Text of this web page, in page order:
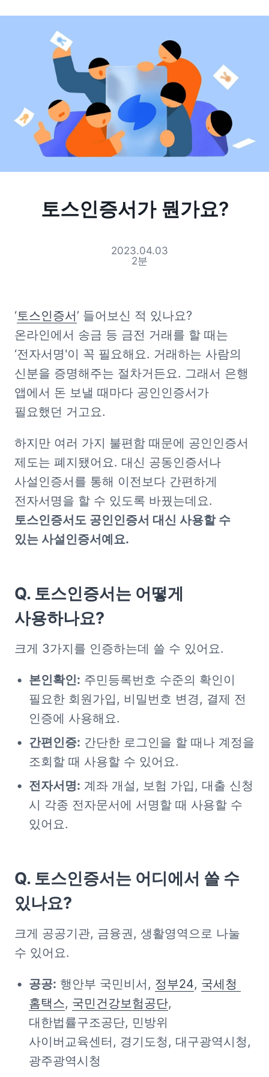
토스인증서가 뭔가요?
2023.04.03
2분
‘토스인증서’ 들어보신 적 있나요?
온라인에서 송금 등 금전 거래를 할 때는
‘전자서명'이 꼭 필요해요. 거래하는 사람의
신분을 증명해주는 절차거든요. 그래서 은행
앱에서 돈 보낼 때마다 공인인증서가
필요했던 거고요.
하지만 여러 가지 불편함 때문에 공인인증서
제도는 폐지됐어요. 대신 공동인증서나
사설인증서를 통해 이전보다 간편하게
토스인증서도 공인인증서 대신 사용할 수
있는 사설인증서예요.
Q. 토스인증서는 어떻게
사용하나요?
크게 3가지를 인증하는데 쓸 수 있어요.
본인확인: 주민등록번호 수준의 확인이
필요한 회원가입, 비밀번호 변경, 결제 전
인증에 사용해요.
간편인증: 간단한 로그인을 할 때나 계정을
조회할 때 사용할 수 있어요.
전자서명: 계좌 개설, 보험 가입, 대출 신청
시 각종 전자문서에 서명할 때 사용할 수
있어요.
Q. 토스인증서는 어디에서 쓸 수
있나요?
크게 공공기관, 금융권, 생활영역으로 나눌
수 있어요.
공공: 행안부 국민비서, 정부24, 국세청
홈택스, 국민건강보험공단,
대한법률구조공단, 민방위
사이버교육센터, 경기도청, 대구광역시청,
광주광역시청